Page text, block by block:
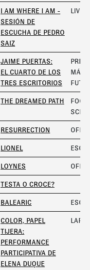
I AM WHERE I AM -
SESIÓN DE
ESCUCHA DE PEDRO
SAIZ
LIVE
JAIME PUERTAS:
EL CUARTO DE LOS
TRES ESCRITORIOS
THE DREAMED PATH
RESURRECTION
LIONEL
LOYNES
TESTA O CROCE?
BALEARIC
COLOR, PAPEL
TIJERA:
PERFORMANCE
PARTICIPATIVA DE
ELENA DUQUE